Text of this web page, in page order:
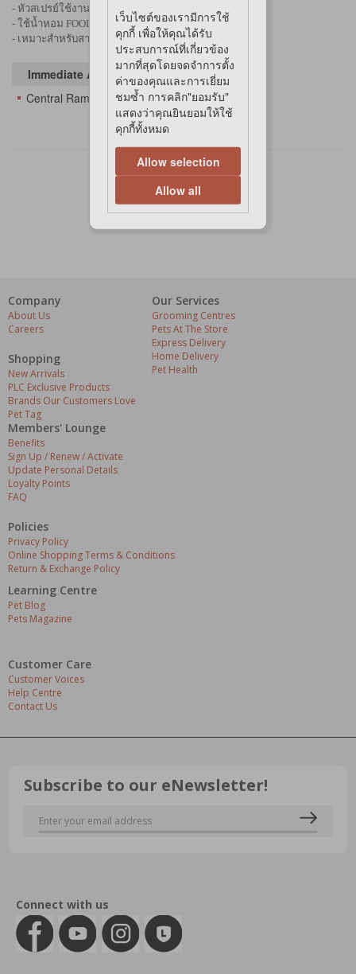
- หัวสเปรย์ใช้งานง่าย
- ใช้น้ำหอม FOOD GRADE ที่มีสารสกัดจากธรรมชาติ
- เหมาะสำหรับสายชิล ชอบอยู่บ้าน
Immediate Availability At
Central Rama 3
Company
About Us
Careers
Shopping
New Arrivals
PLC Exclusive Products
Brands Our Customers Love
Pet Tag
Our Services
Grooming Centres
Pets At The Store
Express Delivery
Home Delivery
Pet Health
Members' Lounge
Benefits
Sign Up / Renew / Activate
Update Personal Details
Loyalty Points
FAQ
Policies
Privacy Policy
Online Shopping Terms & Conditions
Return & Exchange Policy
Learning Centre
Pet Blog
Pets Magazine
Customer Care
Customer Voices
Help Centre
Contact Us
Subscribe to our eNewsletter!
Connect with us
เว็บไซต์ของเรามีการใช้
คุกกี้ เพื่อให้คุณได้รับ
ประสบการณ์ที่เกี่ยวข้อง
มากที่สุดโดยจดจำการตั้ง
ค่าของคุณและการเยี่ยม
ชมซ้ำ การคลิก"ยอมรับ"
แสดงว่าคุณยินยอมให้ใช้
คุกกี้ทั้งหมด
Allow selection
Allow all